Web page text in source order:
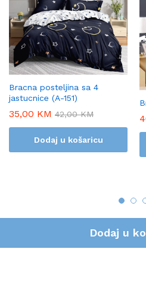
Dodaj u
Bracna posteljina sa 4
jastucnice (A-151)
35,00 KM 42,00KM
Dodaj u košaricu